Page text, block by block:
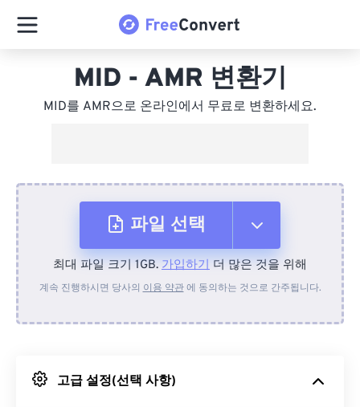
MID - AMR 변환기
MID를 AMR으로 온라인에서 무료로 변환하세요.
파일 선택
장치에서
Google 드라이브에서
최대 파일 크기 1GB. 가입하기 더 많은 것을 위해
계속 진행하시면 당사의 이용 약관에 동의하는 것으로 간주됩니다.
고급 설정(선택 사항)